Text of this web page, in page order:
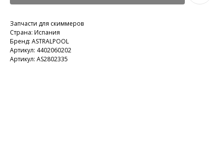
Запчасти для скиммеров
Страна: Испания
Бренд: ASTRALPOOL
Артикул: 4402060202
Артикул: AS2802335